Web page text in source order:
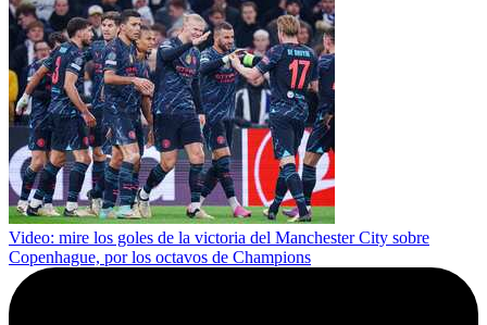
Video: mire los goles de la victoria del Manchester City sobre
Copenhague, por los octavos de Champions